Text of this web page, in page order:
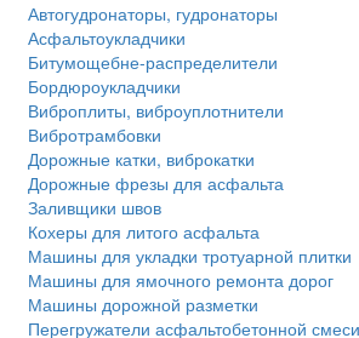
Автогудронаторы, гудронаторы
Асфальтоукладчики
Битумощебне-распределители
Бордюроукладчики
Виброплиты, виброуплотнители
Вибротрамбовки
Дорожные катки, виброкатки
Дорожные фрезы для асфальта
Заливщики швов
Кохеры для литого асфальта
Машины для укладки тротуарной плитки
Машины для ямочного ремонта дорог
Машины дорожной разметки
Перегружатели асфальтобетонной